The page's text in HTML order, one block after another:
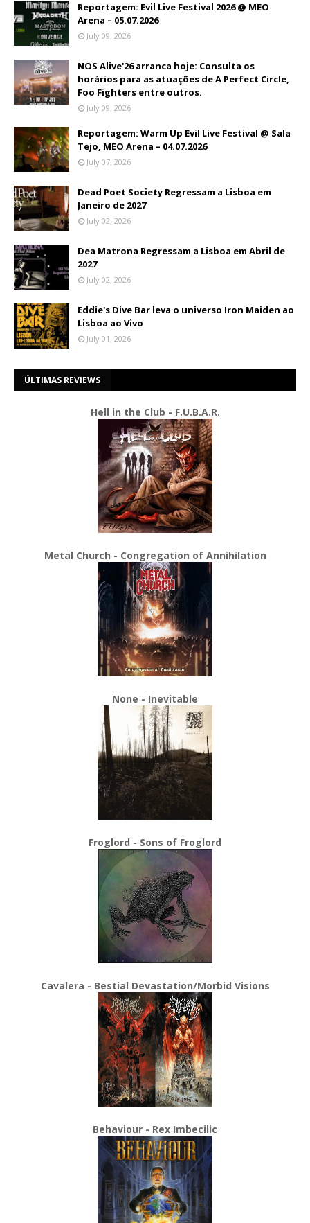
Reportagem: Evil Live Festival 2026 @ MEO
Arena – 05.07.2026
July 09, 2026
NOS Alive'26 arranca hoje: Consulta os
horários para as atuações de A Perfect Circle,
Foo Fighters entre outros.
July 09, 2026
Reportagem: Warm Up Evil Live Festival @ Sala
Tejo, MEO Arena – 04.07.2026
July 07, 2026
Dead Poet Society Regressam a Lisboa em
Janeiro de 2027
July 02, 2026
Dea Matrona Regressam a Lisboa em Abril de
2027
July 02, 2026
Eddie's Dive Bar leva o universo Iron Maiden ao
Lisboa ao Vivo
July 01, 2026
ÚLTIMAS REVIEWS
Hell in the Club - F.U.B.A.R.
Metal Church - Congregation of Annihilation
None - Inevitable
Froglord - Sons of Froglord
Cavalera - Bestial Devastation/Morbid Visions
Behaviour - Rex Imbecilic